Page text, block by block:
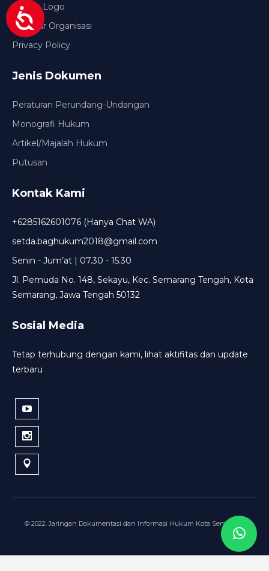
Makna Logo
Struktur Organisasi
Privacy Policy
Jenis Dokumen
Peraturan Perundang-Undangan
Monografi Hukum
Artikel/Majalah Hukum
Putusan
Kontak Kami
+6285162601076 (Hanya Chat WA)
setda.baghukum2018@gmail.com
Senin - Jum’at | 07.30 - 15.30
Jl. Pemuda No. 148, Sekayu, Kec. Semarang Tengah, Kota
Semarang, Jawa Tengah 50132
Sosial Media
Tetap terhubung dengan kami, lihat aktifitas dan update
terbaru
© 2022. Jaringan Dokumentasi dan Informasi Hukum Kota Semarang